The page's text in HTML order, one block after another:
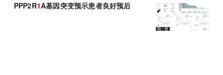
PPP2R1A基因突变预示患者良好预后